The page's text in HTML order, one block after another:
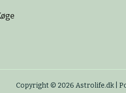
Copyright © 2026 Astrolife.dk |